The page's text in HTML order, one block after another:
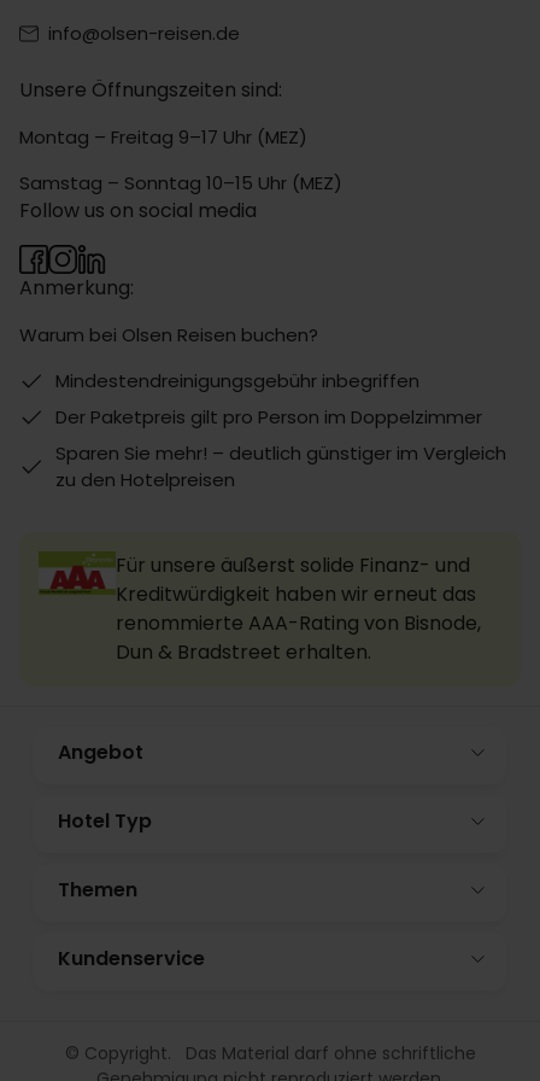
info@olsen-reisen.de
Unsere Öffnungszeiten sind:
Montag – Freitag 9–17 Uhr (MEZ)
Samstag – Sonntag 10–15 Uhr (MEZ)
Anmerkung:
Warum bei Olsen Reisen buchen?
Mindestendreinigungsgebühr inbegriffen
Der Paketpreis gilt pro Person im Doppelzimmer
Sparen Sie mehr! – deutlich günstiger im Vergleich
zu den Hotelpreisen
Follow us on social media
Für unsere äußerst solide Finanz- und
Kreditwürdigkeit haben wir erneut das
renommierte AAA-Rating von Bisnode,
Dun & Bradstreet erhalten.
Angebot
Hotel Typ
Themen
Kundenservice
© Copyright. Das Material darf ohne schriftliche